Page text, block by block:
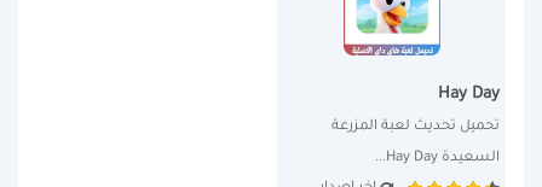
Hay Day
السعيدة Hay Day...